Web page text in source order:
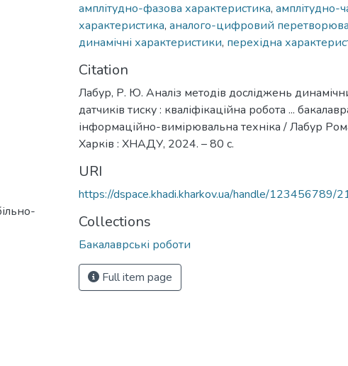
амплітудно-фазова характеристика, амплітудно-
характеристика, аналого-цифровий
динамічні характеристики, перехідна
Citation
Лабур, Р. Ю. Аналіз методів досліджень
датчиків тиску : кваліфікаційна робота ...
інформаційно-вимірювальна техніка / Лабур
Харків : ХНАДУ, 2024. – 80 с.
URI
https://dspace.khadi.kharkov.ua/handle/123456789/
Collections
Бакалаврські роботи
Full item page